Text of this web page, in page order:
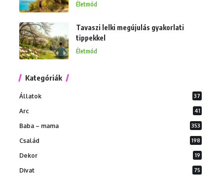
Életmód
Tavaszi lelki megújulás gyakorlati
tippekkel
Életmód
Kategóriák
Állatok 37
Arc 41
Baba – mama 353
Család 198
Dekor 19
Divat 75